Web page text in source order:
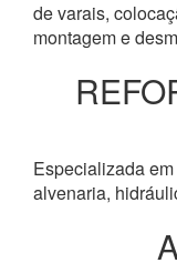
de varais,
montagem e
Especializada
alvenaria,